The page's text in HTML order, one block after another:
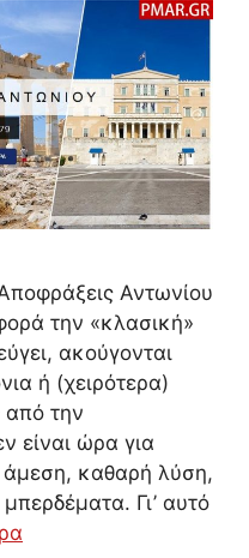
Αντωνίου
την «κλασική»
ακούγονται
ή (χειρότερα)
από την
είναι ώρα για
άμεση, καθαρή λύση,
Γι’ αυτό